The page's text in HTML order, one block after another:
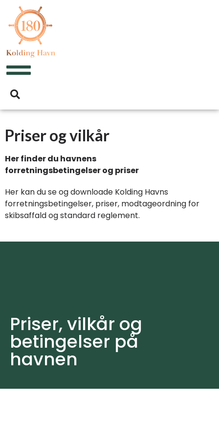
Priser og vilkår
Her finder du havnens
forretningsbetingelser og priser
Her kan du se og downloade Kolding Havns
forretningsbetingelser, priser, modtageordning for
skibsaffald og standard reglement.
Priser, vilkår og
betingelser på
havnen